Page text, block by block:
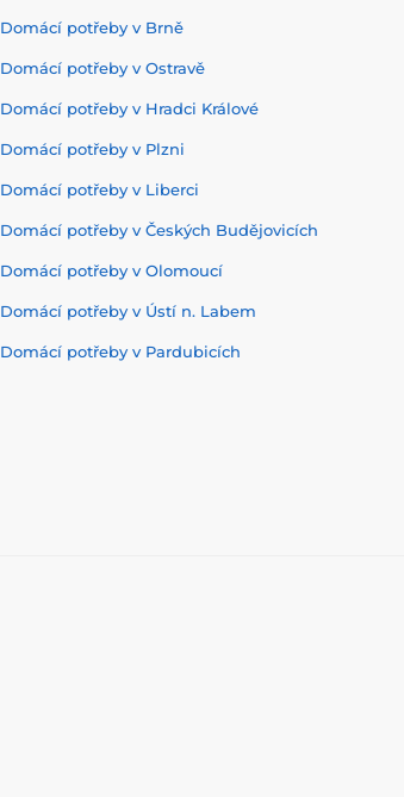
Domácí potřeby v Brně
Domácí potřeby v Ostravě
Domácí potřeby v Hradci Králové
Domácí potřeby v Plzni
Domácí potřeby v Liberci
Domácí potřeby v Českých Budějovicích
Domácí potřeby v Olomoucí
Domácí potřeby v Ústí n. Labem
Domácí potřeby v Pardubicích